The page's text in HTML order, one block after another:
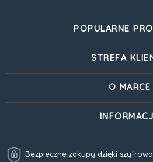
POPULARNE
STREFA
O MARCE
Bezpieczne zakupy dzięki